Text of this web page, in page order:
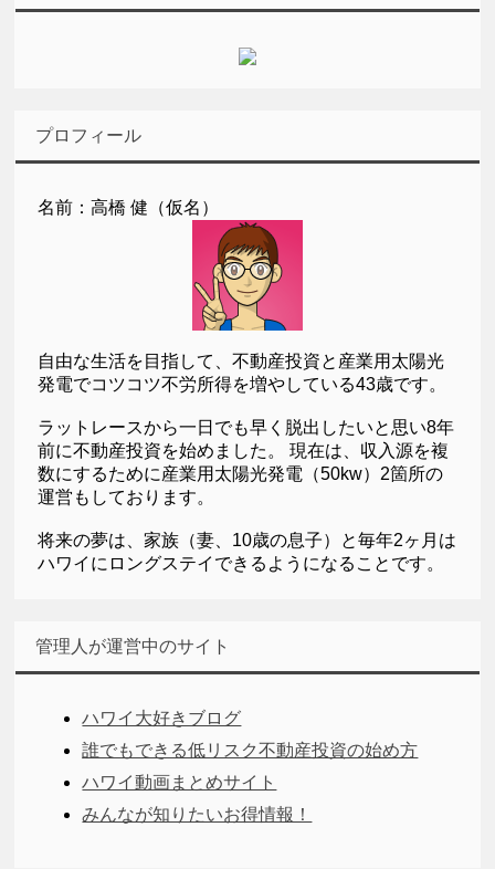
プロフィール
名前：高橋 健（仮名）
自由な生活を目指して、不動産投資と産業用太陽光
発電でコツコツ不労所得を増やしている43歳です。
ラットレースから一日でも早く脱出したいと思い8年
前に不動産投資を始めました。 現在は、収入源を複
数にするために産業用太陽光発電（50kw）2箇所の
運営もしております。
将来の夢は、家族（妻、10歳の息子）と毎年2ヶ月は
ハワイにロングステイできるようになることです。
管理人が運営中のサイト
ハワイ大好きブログ
誰でもできる低リスク不動産投資の始め方
ハワイ動画まとめサイト
みんなが知りたいお得情報！